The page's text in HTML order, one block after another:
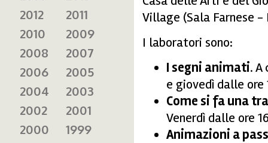
Village (Sala Farnese -
I laboratori sono:
I segni animati. A
e giovedì dalle ore
Come si fa una
Venerdì dalle ore
Animazioni a
2012
2011
2010
2009
2008
2007
2006
2005
2004
2003
2002
2001
2000
1999